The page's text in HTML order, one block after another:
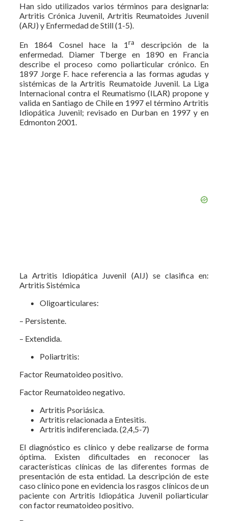
Han sido utilizados varios términos para designarla:
Artritis Crónica Juvenil, Artritis Reumatoides Juvenil
(ARJ) y Enfermedad de Still (1-5).
En 1864 Cosnel hace la 1ra
descripción de la
enfermedad. Diamer Tberge en 1890 en Francia
describe el proceso como poliarticular crónico. En
1897 Jorge F. hace referencia a las formas agudas y
sistémicas de la Artritis Reumatoide Juvenil. La Liga
Internacional contra el Reumatismo (ILAR) propone y
valida en Santiago de Chile en 1997 el término Artritis
Idiopática Juvenil; revisado en Durban en 1997 y en
Edmonton 2001.
La Artritis Idiopática Juvenil (AIJ) se clasifica en:
Artritis Sistémica
Oligoarticulares:
– Persistente.
– Extendida.
Poliartritis:
Factor Reumatoideo positivo.
Factor Reumatoideo negativo.
Artritis Psoriásica.
Artritis relacionada a Entesitis.
Artritis indiferenciada. (2,4,5-7)
El diagnóstico es clínico y debe realizarse de forma
óptima. Existen dificultades en reconocer las
características clínicas de las diferentes formas de
presentación de esta entidad. La descripción de este
caso clínico pone en evidencia los rasgos clínicos de un
paciente con Artritis Idiopática Juvenil poliarticular
con factor reumatoideo positivo.